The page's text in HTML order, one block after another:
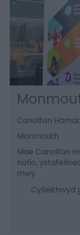
Canolfan
Monmouth
Mae Canolfan
nofio,
mwy.
Cyfieithwyd